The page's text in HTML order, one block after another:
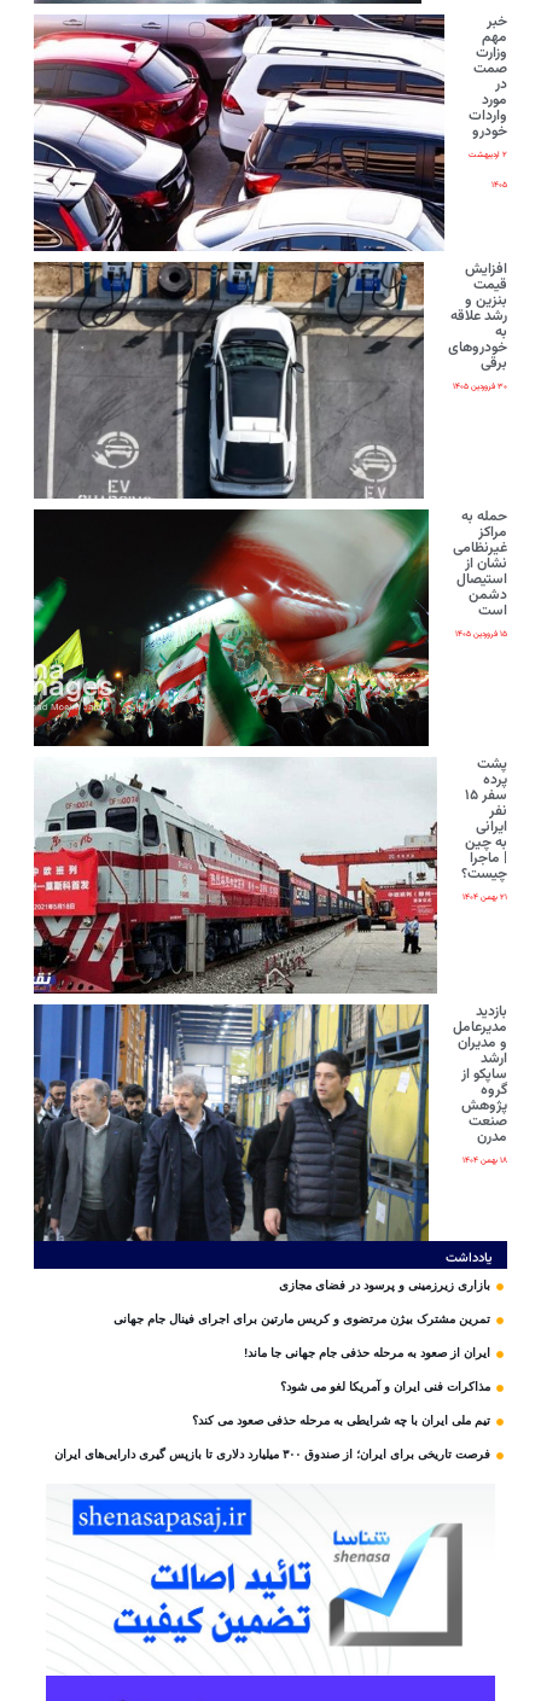
خبر
مهم
وزارت
صمت
در
مورد
واردات
خودرو
۲ اردیبهشت
۱۴۰۵
افزایش
قیمت
بنزین و
رشد علاقه
به
خودروهای
برقی
۳۰ فروردین ۱۴۰۵
حمله به
مراکز
غیرنظامی
نشان از
استیصال
دشمن
است
۱۵ فروردین ۱۴۰۵
پشت
پرده
سفر ۱۵
نفر
ایرانی‌
به چین
| ماجرا
چیست؟
۲۱ بهمن ۱۴۰۴
بازدید
مدیرعامل
و مدیران
ارشد
ساپکو از
گروه
پژوهش
صنعت
مدرن
۱۸ بهمن ۱۴۰۴
یادداشت
بازاری زیرزمینی و پرسود در فضای مجازی
تمرین مشترک بیژن مرتضوی و کریس مارتین برای اجرای فینال جام جهانی
ایران از صعود به مرحله حذفی جام جهانی جا ماند!
مذاکرات فنی ایران و آمریکا لغو می شود؟
تیم ملی ایران با چه شرایطی به مرحله حذفی صعود می کند؟
فرصت تاریخی برای ایران؛ از صندوق ۳۰۰ میلیارد دلاری تا بازپس گیری دارایی‌های ایران